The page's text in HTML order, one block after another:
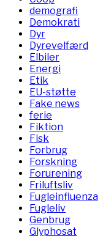
demografi
Demokrati
Dyr
Dyrevelfærd
Elbiler
Energi
Etik
EU-støtte
Fake news
ferie
Fiktion
Fisk
Forbrug
Forskning
Forurening
Friluftsliv
Fugleinfluenza
Fugleliv
Genbrug
Glyphosat